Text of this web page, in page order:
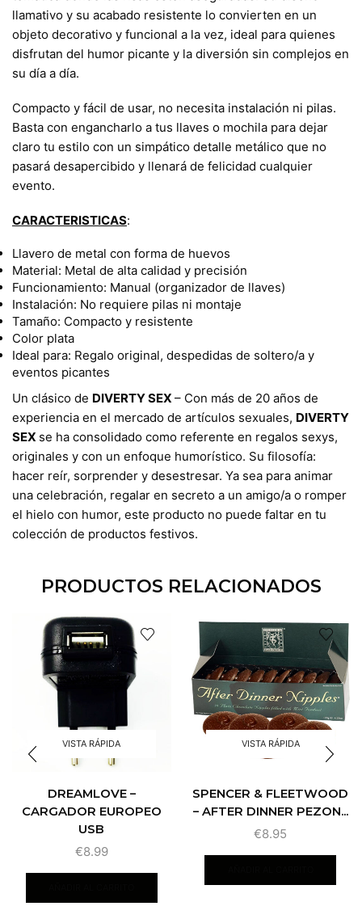
llamativo y su acabado resistente lo convierten en un
objeto decorativo y funcional a la vez, ideal para quienes
disfrutan del humor picante y la diversión sin complejos en
su día a día.
Compacto y fácil de usar, no necesita instalación ni pilas.
Basta con engancharlo a tus llaves o mochila para dejar
claro tu estilo con un simpático detalle metálico que no
pasará desapercibido y llenará de felicidad cualquier
evento.
CARACTERISTICAS:
Llavero de metal con forma de huevos
Material: Metal de alta calidad y precisión
Funcionamiento: Manual (organizador de llaves)
Instalación: No requiere pilas ni montaje
Tamaño: Compacto y resistente
Color plata
Ideal para: Regalo original, despedidas de soltero/a y
eventos picantes
​Un clásico de DIVERTY SEX – Con más de 20 años de
experiencia en el mercado de artículos sexuales, DIVERTY
SEX se ha consolidado como referente en regalos sexys,
originales y con un enfoque humorístico. Su filosofía:
hacer reír, sorprender y desestresar. Ya sea para animar
una celebración, regalar en secreto a un amigo/a o romper
el hielo con humor, este producto no puede faltar en tu
colección de productos festivos.
PRODUCTOS RELACIONADOS
VISTA RÁPIDA
DREAMLOVE –
CARGADOR EUROPEO
USB
€8.99
VISTA RÁPIDA
SPENCER & FLEETWOOD
– AFTER DINNER PEZON...
€8.95